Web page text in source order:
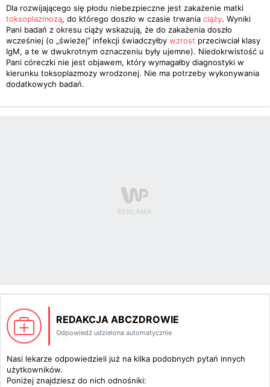
Dla rozwijającego się płodu niebezpieczne jest zakażenie matki
toksoplazmozą, do którego doszło w czasie trwania ciąży. Wyniki
Pani badań z okresu ciąży wskazują, że do zakażenia doszło
wcześniej (o „świeżej” infekcji świadczyłby wzrost przeciwciał klasy
IgM, a te w dwukrotnym oznaczeniu były ujemne). Niedokrwistość u
Pani córeczki nie jest objawem, który wymagałby diagnostyki w
kierunku toksoplazmozy wrodzonej. Nie ma potrzeby wykonywania
dodatkowych badań.
REDAKCJA ABCZDROWIE
Odpowiedź udzielona automatycznie
Nasi lekarze odpowiedzieli już na kilka podobnych pytań innych
użytkowników.
Poniżej znajdziesz do nich odnośniki: